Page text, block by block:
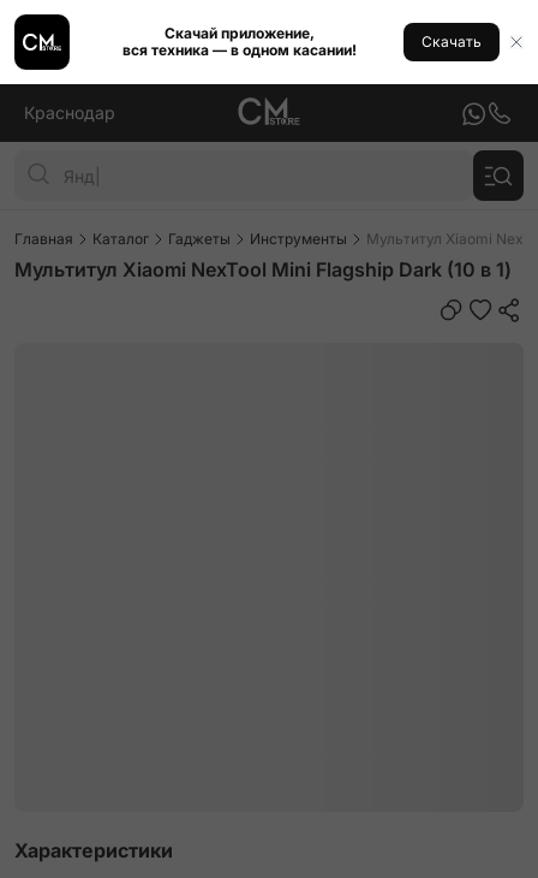
Скачай приложение,
вся техника — в одном касании!
Скачать
Краснодар
Главная Каталог Гаджеты Инструменты Мультитул Xiaomi
Мультитул Xiaomi NexTool Mini Flagship Dark (10 в 1)
Характеристики